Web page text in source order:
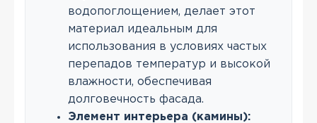
водопоглощением, делает этот
материал идеальным для
использования в условиях частых
перепадов температур и высокой
влажности, обеспечивая
долговечность фасада.
Элемент интерьера (камины):